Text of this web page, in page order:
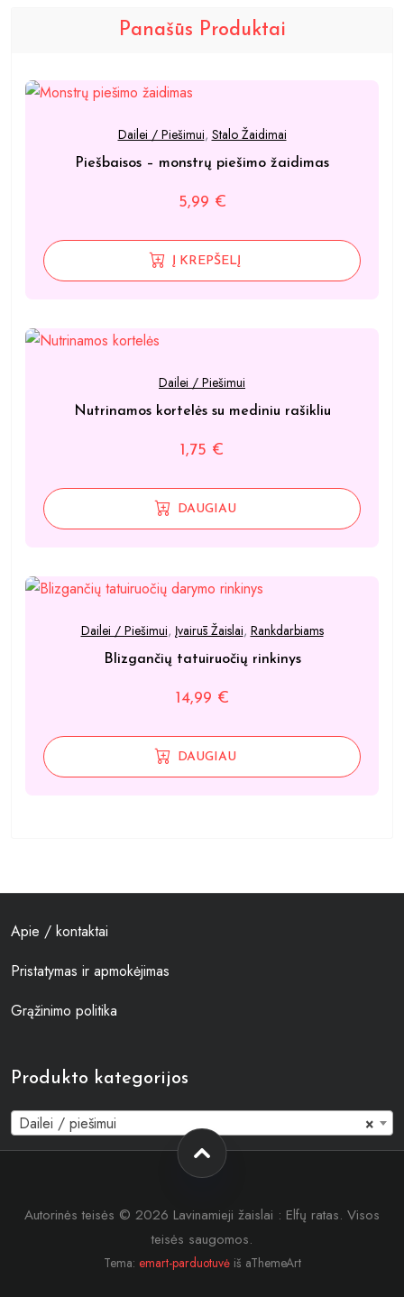
Panašūs Produktai
Dailei / Piešimui, Stalo Žaidimai
Piešbaisos – monstrų piešimo žaidimas
5,99 €
Į KREPŠELĮ
Dailei / Piešimui
Nutrinamos kortelės su mediniu rašikliu
1,75 €
DAUGIAU
Dailei / Piešimui, Įvairūs Žaislai, Rankdarbiams
Blizgančių tatuiruočių rinkinys
14,99 €
DAUGIAU
Apie / kontaktai
Pristatymas ir apmokėjimas
Grąžinimo politika
Produkto kategorijos
×
Dailei / piešimui
Autorinės teisės © 2026 Lavinamieji žaislai : Elfų ratas. Visos
teisės saugomos.
Tema: emart-parduotuvėiš aThemeArt